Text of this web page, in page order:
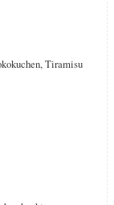
Tiramisu